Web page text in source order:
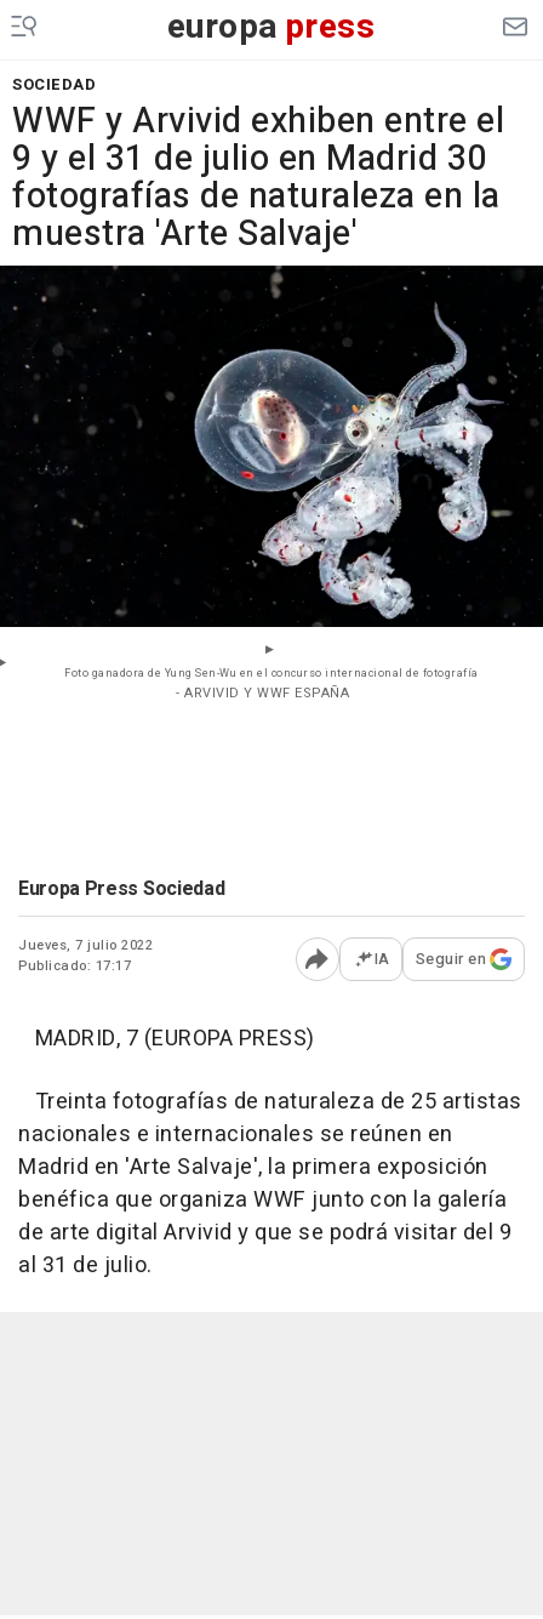
europa press
SOCIEDAD
WWF y Arvivid exhiben entre el
9 y el 31 de julio en Madrid 30
fotografías de naturaleza en la
muestra 'Arte Salvaje'
Foto ganadora de Yung Sen-Wu en el concurso internacional de fotografía
- ARVIVID Y WWF ESPAÑA
Europa Press Sociedad
Jueves, 7 julio 2022
Publicado: 17:17
Abrir opciones para
IA Seguir en
MADRID, 7 (EUROPA PRESS)
Treinta fotografías de naturaleza de 25 artistas
nacionales e internacionales se reúnen en
Madrid en 'Arte Salvaje', la primera exposición
benéfica que organiza WWF junto con la galería
de arte digital Arvivid y que se podrá visitar del 9
al 31 de julio.